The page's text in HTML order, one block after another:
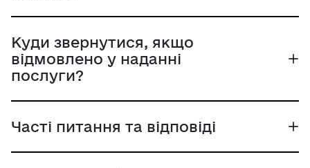
Куди звернутися, якщо
відмовлено у наданні
послуги?
Часті питання та відповіді